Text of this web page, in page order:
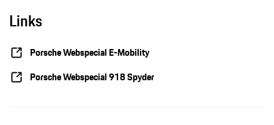
Links
Porsche Webspecial E-Mobility
Porsche Webspecial 918 Spyder